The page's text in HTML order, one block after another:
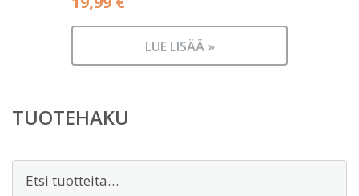
LUE LISÄÄ »
TUOTEHAKU